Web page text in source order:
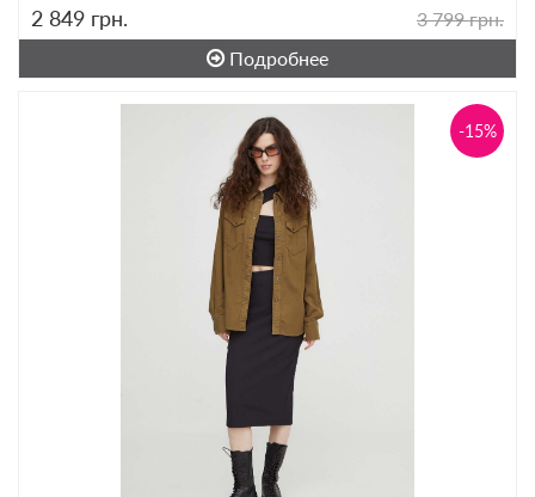
2 849 грн.
3 799 грн.
Подробнее
-15%